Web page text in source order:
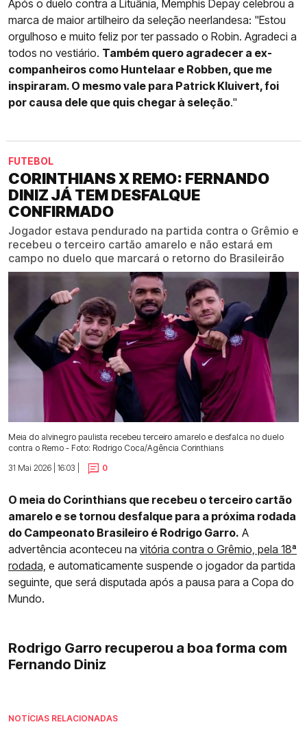
Após o duelo contra a Lituânia, Memphis Depay celebrou a
marca de maior artilheiro da seleção neerlandesa: "Estou
orgulhoso e muito feliz por ter passado o Robin. Agradeci a
todos no vestiário. Também quero agradecer a ex-
companheiros como Huntelaar e Robben, que me
inspiraram. O mesmo vale para Patrick Kluivert, foi
por causa dele que quis chegar à seleção."
FUTEBOL
CORINTHIANS X REMO: FERNANDO
DINIZ JÁ TEM DESFALQUE
CONFIRMADO
Jogador estava pendurado na partida contra o Grêmio e
recebeu o terceiro cartão amarelo e não estará em
campo no duelo que marcará o retorno do Brasileirão
Meia do alvinegro paulista recebeu terceiro amarelo e desfalca no duelo
contra o Remo - Foto: Rodrigo Coca/Agência Corinthians
31 Mai 2026 | 16:03 |
0
O meia do Corinthians que recebeu o terceiro cartão
amarelo e se tornou desfalque para a próxima rodada
do Campeonato Brasileiro é Rodrigo Garro. A
advertência aconteceu na vitória contra o Grêmio, pela 18ª
rodada, e automaticamente suspende o jogador da partida
seguinte, que será disputada após a pausa para a Copa do
Mundo.
Rodrigo Garro recuperou a boa forma com
Fernando Diniz
NOTÍCIAS RELACIONADAS